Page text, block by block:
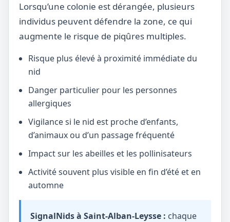
Lorsqu’une colonie est dérangée, plusieurs
individus peuvent défendre la zone, ce qui
augmente le risque de piqûres multiples.
Risque plus élevé à proximité immédiate du
nid
Danger particulier pour les personnes
allergiques
Vigilance si le nid est proche d’enfants,
d’animaux ou d’un passage fréquenté
Impact sur les abeilles et les pollinisateurs
Activité souvent plus visible en fin d’été et en
automne
SignalNids à Saint-Alban-Leysse : chaque